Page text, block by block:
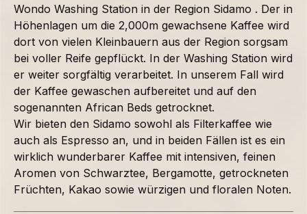
Wondo Washing Station in der Region Sidamo . Der in
Höhenlagen um die 2,000m gewachsene Kaffee wird
dort von vielen Kleinbauern aus der Region sorgsam
bei voller Reife gepflückt. In der Washing Station wird
er weiter sorgfältig verarbeitet. In unserem Fall wird
der Kaffee gewaschen aufbereitet und auf den
sogenannten African Beds getrocknet.
Wir bieten den Sidamo sowohl als Filterkaffee wie
auch als Espresso an, und in beiden Fällen ist es ein
wirklich wunderbarer Kaffee mit intensiven, feinen
Aromen von Schwarztee, Bergamotte, getrockneten
Früchten, Kakao sowie würzigen und floralen Noten.